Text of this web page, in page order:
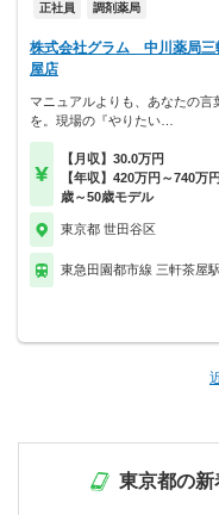
正社員 調剤薬局
株式会社グラム 中川薬局三
屋店
マニュアルよりも、あなたの言
を。現場の『やりたい…
【月収】30.0万円
【年収】420万円～740万
歳～50歳モデル
東京都 世田谷区
東急田園都市線 三軒茶屋
東京都の